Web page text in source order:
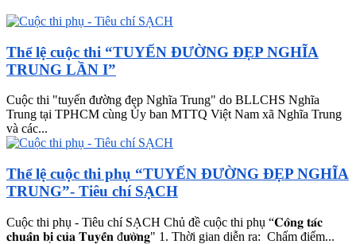
Thể lệ cuộc thi “TUYẾN ĐƯỜNG ĐẸP NGHĨA
TRUNG LẦN I”
Cuộc thi "tuyến đường đẹp Nghĩa Trung" do BLLCHS Nghĩa
Trung tại TPHCM cùng Ủy ban MTTQ Việt Nam xã Nghĩa Trung
và các...
Thể lệ cuộc thi phụ “TUYẾN ĐƯỜNG ĐẸP NGHĨA
TRUNG”- Tiêu chí SẠCH
Cuộc thi phụ - Tiêu chí SẠCH Chủ đề cuộc thi phụ “𝐂𝐨̂𝐧𝐠 𝐭𝐚́𝐜
𝐜𝐡𝐮𝐚̂̉𝐧 𝐛𝐢̣ 𝐜𝐮̉𝐚 𝐓𝐮𝐲𝐞̂́𝐧 đ𝐮̛𝐨̛̀𝐧𝐠" 1. Thời gian diễn ra: Chấm điểm...